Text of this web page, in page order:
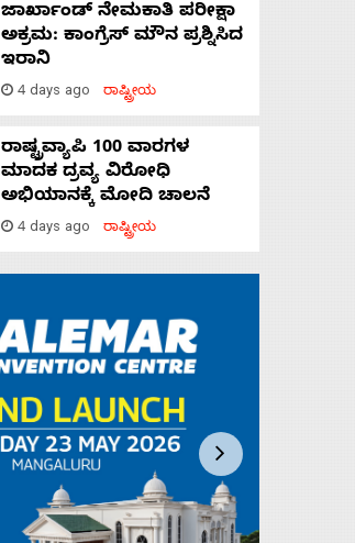
ಜಾರ್ಖಾಂಡ್‌ ನೇಮಕಾತಿ ಪರೀಕ್ಷಾ
ಅಕ್ರಮ: ಕಾಂಗ್ರೆಸ್‌ ಮೌನ ಪ್ರಶ್ನಿಸಿದ
ಇರಾನಿ
4 days ago ರಾಷ್ಟ್ರೀಯ
ರಾಷ್ಟ್ರವ್ಯಾಪಿ 100 ವಾರಗಳ
ಮಾದಕ ದ್ರವ್ಯ ವಿರೋಧಿ
ಅಭಿಯಾನಕ್ಕೆ ಮೋದಿ ಚಾಲನೆ
4 days ago ರಾಷ್ಟ್ರೀಯ